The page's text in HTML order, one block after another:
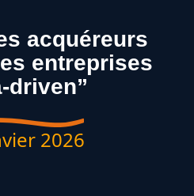
acquéreurs
entreprises
driven”
2026